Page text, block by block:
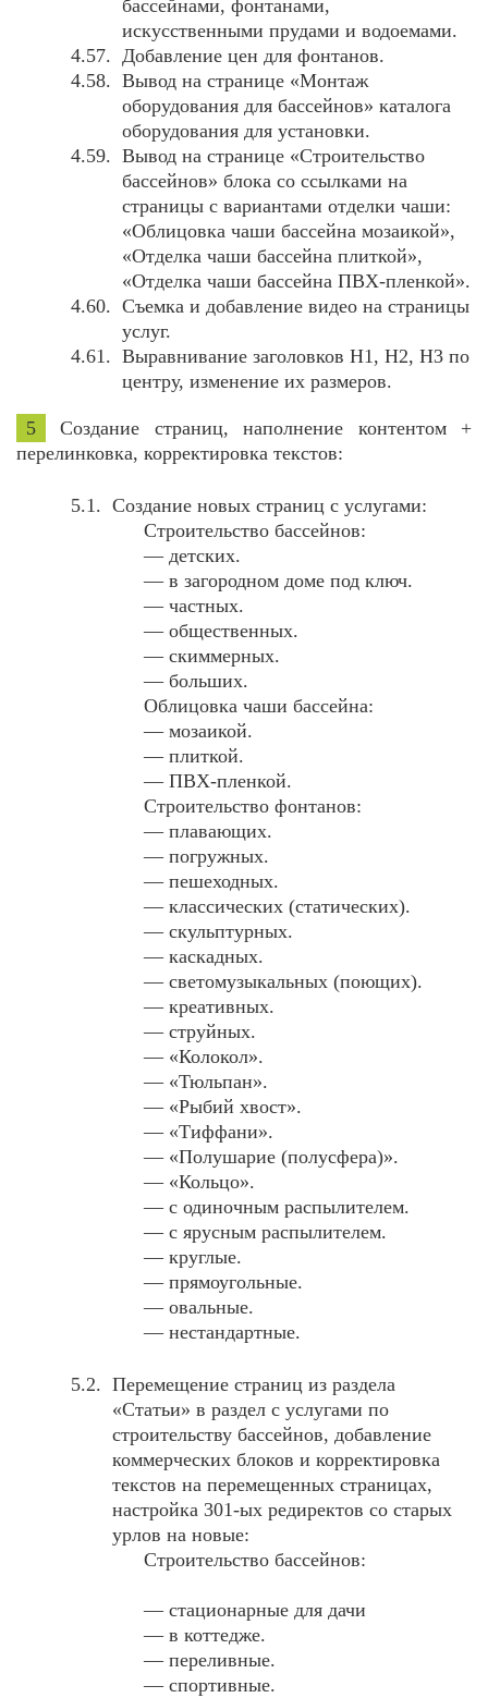
бассейнами, фонтанами,
искусственными прудами и водоемами.
Добавление цен для фонтанов.
Вывод на странице «Монтаж
оборудования для бассейнов» каталога
оборудования для установки.
Вывод на странице «Строительство
бассейнов» блока со ссылками на
страницы с вариантами отделки чаши:
«Облицовка чаши бассейна мозаикой»,
«Отделка чаши бассейна плиткой»,
«Отделка чаши бассейна ПВХ-пленкой».
Съемка и добавление видео на страницы
услуг.
Выравнивание заголовков H1, H2, H3 по
центру, изменение их размеров.
5
Создание страниц, наполнение контентом +
перелинковка, корректировка текстов:
Создание новых страниц с услугами:
Строительство бассейнов:
— детских.
— в загородном доме под ключ.
— частных.
— общественных.
— скиммерных.
— больших.
Облицовка чаши бассейна:
— мозаикой.
— плиткой.
— ПВХ-пленкой.
Строительство фонтанов:
— плавающих.
— погружных.
— пешеходных.
— классических (статических).
— скульптурных.
— каскадных.
— светомузыкальных (поющих).
— креативных.
— струйных.
— «Колокол».
— «Тюльпан».
— «Рыбий хвост».
— «Тиффани».
— «Полушарие (полусфера)».
— «Кольцо».
— с одиночным распылителем.
— с ярусным распылителем.
— круглые.
— прямоугольные.
— овальные.
— нестандартные.
Перемещение страниц из раздела
«Статьи» в раздел с услугами по
строительству бассейнов, добавление
коммерческих блоков и корректировка
текстов на перемещенных страницах,
настройка 301-ых редиректов со старых
урлов на новые:
Строительство бассейнов:
— стационарные для дачи
— в коттедже.
— переливные.
— спортивные.